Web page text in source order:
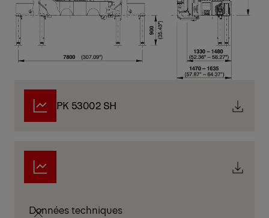
PK 53002 SH
Données techniques